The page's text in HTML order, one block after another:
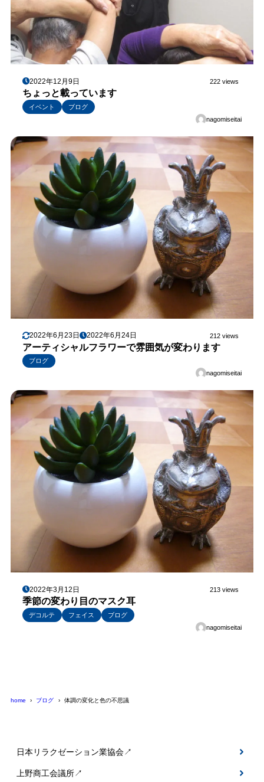
2022年12月9日 222 views
ちょっと載っています
イベント
ブログ
nagomiseitai
2022年6月23日 2022年6月24日 212 views
アーティシャルフラワーで雰囲気が変わります
ブログ
nagomiseitai
2022年3月12日 213 views
季節の変わり目のマスク耳
デコルテ フェイス
ブログ
nagomiseitai
home ブログ 体調の変化と色の不思議
日本リラクゼーション業協会↗
上野商工会議所↗